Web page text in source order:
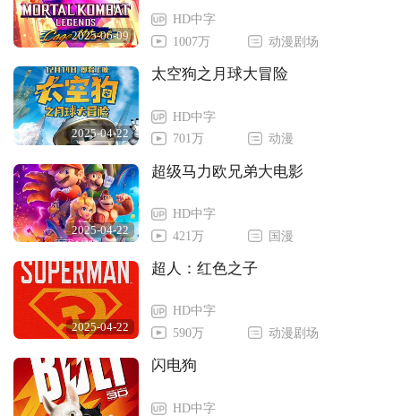
2025-06-09
HD中字
1007万
动漫剧场
2025-04-22
太空狗之月球大冒险
HD中字
701万
动漫
2025-04-22
超级马力欧兄弟大电影
HD中字
421万
国漫
2025-04-22
超人：红色之子
HD中字
590万
动漫剧场
闪电狗
HD中字